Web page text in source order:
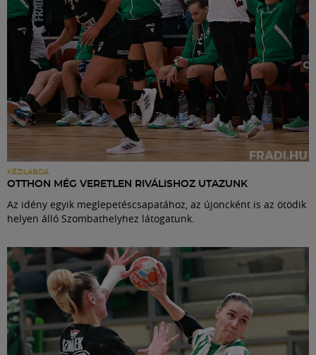
KÉZILABDA
OTTHON MÉG VERETLEN RIVÁLISHOZ UTAZUNK
Az idény egyik meglepetéscsapatához, az újoncként is az ötödik
helyen álló Szombathelyhez látogatunk.